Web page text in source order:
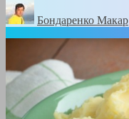
Бондаренко Mакар